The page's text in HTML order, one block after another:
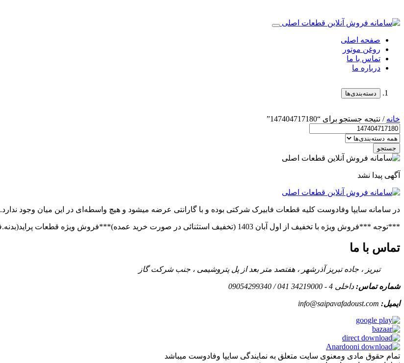
صفحه اصلی
روغن موتور
تماس با ما
درباره ما
دسته‌بندی‌ها
خانه / نتیجه جستجو برای “147404717180”
جستجو
آگهی پیدا نشد
در سامانه سایپا وفادوست کلیه قطعات فابیرک شرکتی بوده و با گارانتی عرضه میشود و هیچ واسطه‌ای در این میان وجود ندارد.
***توجه ***فروش ویژه با تخفیف از اول آبان 1403 (تخفیف استثنائی در صورت خرید عمده)***فروش ویژه قطعات پراید(بدنه.فنی)***توجه***
تماس با ما
تبریز ، جاده تبریز آذرشهر ، هفتصد متر بعد از پل پتروشیمی ، جنب شرکت گاز
شماره تماس: داخلی 4 - 34219000 041 / 09054299340
ایمیل: info@saipavafadoust.com
تمام حقوق مادی ومعنوی سایت متعلق به نمایندگی سایپا وفادوست میباشد